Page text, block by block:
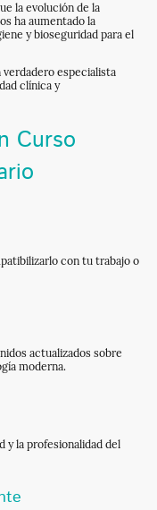
la evolución de la
ha aumentado la
y bioseguridad para el
especialista
clínica y
Curso
con tu trabajo o
actualizados sobre
moderna.
y la profesionalidad del